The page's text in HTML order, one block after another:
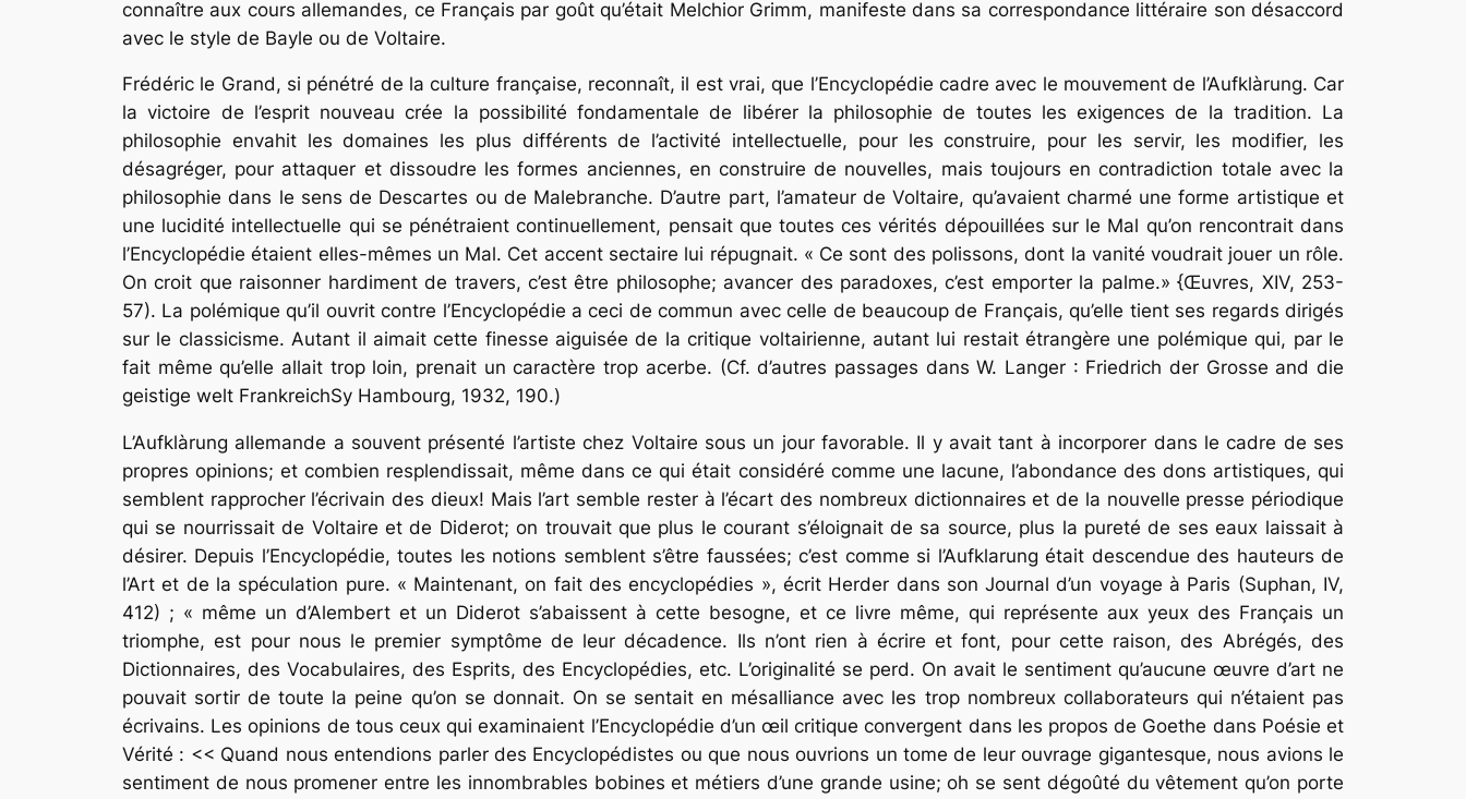
connaître aux cours allemandes, ce Français par goût qu’était Melchior Grimm, manifeste dans sa correspondance littéraire son désaccord
avec le style de Bayle ou de Voltaire.
Frédéric le Grand, si pénétré de la culture française, reconnaît, il est vrai, que l’Encyclopédie cadre avec le mouvement de l’Aufklàrung. Car
la victoire de l’esprit nouveau crée la possibilité fondamentale de libérer la philosophie de toutes les exigences de la tradition. La
philosophie envahit les domaines les plus différents de l’activité intellectuelle, pour les construire, pour les servir, les modifier, les
désagréger, pour attaquer et dissoudre les formes anciennes, en construire de nouvelles, mais toujours en contradiction totale avec la
philosophie dans le sens de Descartes ou de Malebranche. D’autre part, l’amateur de Voltaire, qu’avaient charmé une forme artistique et
une lucidité intellectuelle qui se pénétraient continuellement, pensait que toutes ces vérités dépouillées sur le Mal qu’on rencontrait dans
l’Encyclopédie étaient elles-mêmes un Mal. Cet accent sectaire lui répugnait. « Ce sont des polissons, dont la vanité voudrait jouer un rôle.
On croit que raisonner hardiment de travers, c’est être philosophe; avancer des paradoxes, c’est emporter la palme.» {Œuvres, XIV, 253-
57). La polémique qu’il ouvrit contre l’Encyclopédie a ceci de commun avec celle de beaucoup de Français, qu’elle tient ses regards dirigés
sur le classicisme. Autant il aimait cette finesse aiguisée de la critique voltairienne, autant lui restait étrangère une polémique qui, par le
fait même qu’elle allait trop loin, prenait un caractère trop acerbe. (Cf. d’autres passages dans W. Langer : Friedrich der Grosse and die
geistige welt FrankreichSy Hambourg, 1932, 190.)
L’Aufklàrung allemande a souvent présenté l’artiste chez Voltaire sous un jour favorable. Il y avait tant à incorporer dans le cadre de ses
propres opinions; et combien resplendissait, même dans ce qui était considéré comme une lacune, l’abondance des dons artistiques, qui
semblent rapprocher l’écrivain des dieux! Mais l’art semble rester à l’écart des nombreux dictionnaires et de la nouvelle presse périodique
qui se nourrissait de Voltaire et de Diderot; on trouvait que plus le courant s’éloignait de sa source, plus la pureté de ses eaux laissait à
désirer. Depuis l’Encyclopédie, toutes les notions semblent s’être faussées; c’est comme si l’Aufklarung était descendue des hauteurs de
l’Art et de la spéculation pure. « Maintenant, on fait des encyclopédies », écrit Herder dans son Journal d’un voyage à Paris (Suphan, IV,
412) ; « même un d’Alembert et un Diderot s’abaissent à cette besogne, et ce livre même, qui représente aux yeux des Français un
triomphe, est pour nous le premier symptôme de leur décadence. Ils n’ont rien à écrire et font, pour cette raison, des Abrégés, des
Dictionnaires, des Vocabulaires, des Esprits, des Encyclopédies, etc. L’originalité se perd. On avait le sentiment qu’aucune œuvre d’art ne
pouvait sortir de toute la peine qu’on se donnait. On se sentait en mésalliance avec les trop nombreux collaborateurs qui n’étaient pas
écrivains. Les opinions de tous ceux qui examinaient l’Encyclopédie d’un œil critique convergent dans les propos de Goethe dans Poésie et
Vérité : << Quand nous entendions parler des Encyclopédistes ou que nous ouvrions un tome de leur ouvrage gigantesque, nous avions le
sentiment de nous promener entre les innombrables bobines et métiers d’une grande usine; oh se sent dégoûté du vêtement qu’on porte